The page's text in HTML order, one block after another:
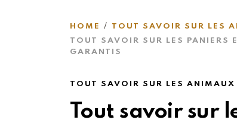
HOME
TOUT SAVOIR SUR LES
TOUT SAVOIR SUR LES PANIERS
GARANTIS
TOUT SAVOIR SUR LES ANIMAUX
Tout savoir sur